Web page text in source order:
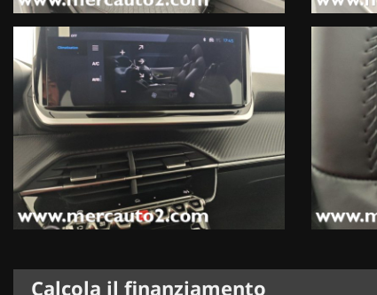
Calcola il finanziamento